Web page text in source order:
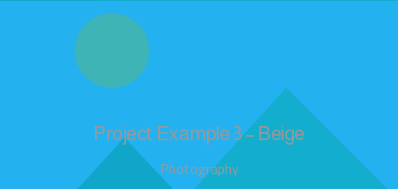
Project Example 3 – Beige
Photography